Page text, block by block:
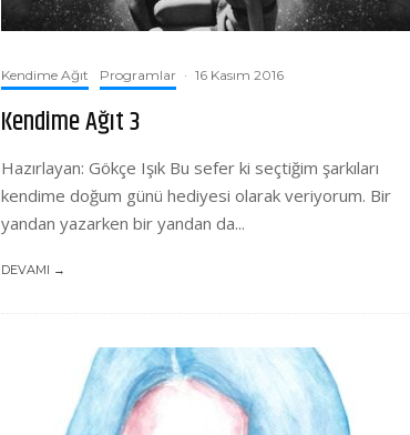
Kendime Ağıt Programlar · 16 Kasım 2016
Kendime Ağıt 3
Hazırlayan: Gökçe Işık Bu sefer ki seçtiğim şarkıları
kendime doğum günü hediyesi olarak veriyorum. Bir
yandan yazarken bir yandan da...
DEVAMI →